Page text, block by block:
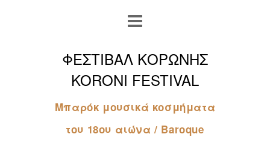
ΦΕΣΤΙΒΑΛ ΚΟΡΩΝΗΣ
KORONI FESTIVAL
Μπαρόκ μουσικά κοσμήματα
του 18ου αιώνα / Baroque